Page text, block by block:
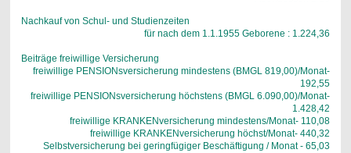
Nachkauf von Schul- und Studienzeiten
für nach dem 1.1.1955 Geborene : 1.224,36
Beiträge freiwillige Versicherung
freiwillige PENSIONsversicherung mindestens (BMGL 819,00)/Monat-
192,55
freiwillige PENSIONsversicherung höchstens (BMGL 6.090,00)/Monat-
1.428,42
freiwillige KRANKENversicherung mindestens/Monat- 110,08
freiwillige KRANKENversicherung höchst/Monat- 440,32
Selbstversicherung bei geringfügiger Beschäftigung / Monat - 65,03